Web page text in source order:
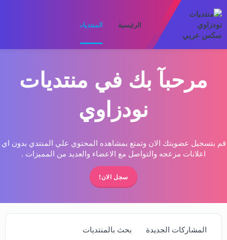
الرئيسية المنتديات
مرحبآ بك في منتديات
نودزاوي
قم بتسجيل عضويتك الان وتمتع بمشاهده المحتوي علي المنتدي بدون اي
اعلانات مزعجه والتواصل مع الاعضاء والعديد من المميزات .
سجل الان!
المشاركات الجديدة بحث بالمنتديات